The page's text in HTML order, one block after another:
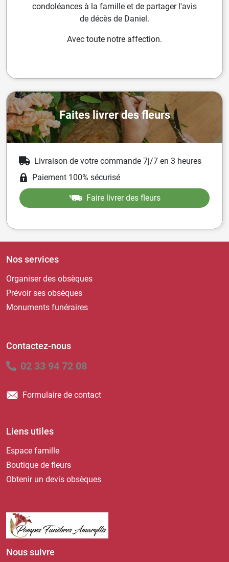
condoléances à la famille et de partager l'avis
de décès de Daniel.
Avec toute notre affection.
Faites livrer des fleurs
Livraison de votre commande 7j/7 en 3 heures
Paiement 100% sécurisé
Faire livrer des fleurs
Nos services
Organiser des obsèques
Prévoir ses obsèques
Monuments funéraires
Contactez-nous
02 33 94 72 08
Formulaire de contact
Liens utiles
Espace famille
Boutique de fleurs
Obtenir un devis obsèques
Nous suivre